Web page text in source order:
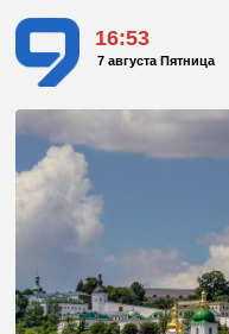
16:53
7 августа Пятница